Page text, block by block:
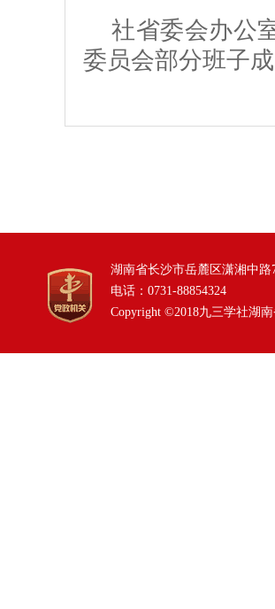
社省委会办公
委员会部分班子
湖南省长沙市岳麓区潇湘中路
电话：0731-88854324
Copyright ©2018九三学社湖南